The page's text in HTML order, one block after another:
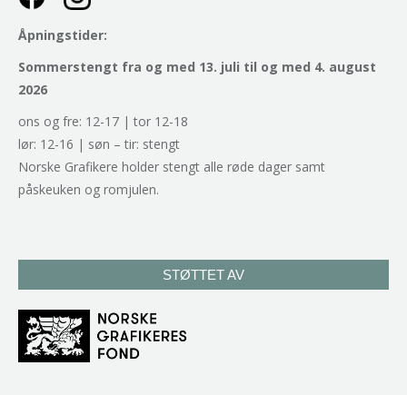
Åpningstider:
Sommerstengt fra og med 13. juli til og med 4. august
2026
ons og fre: 12-17 | tor 12-18
lør: 12-16 | søn – tir: stengt
Norske Grafikere holder stengt alle røde dager samt
påskeuken og romjulen.
STØTTET AV